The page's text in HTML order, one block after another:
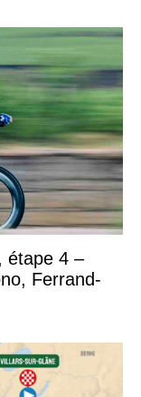
étape 4 –
Ferrand-